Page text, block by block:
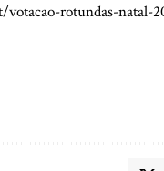
rotundas-natal-